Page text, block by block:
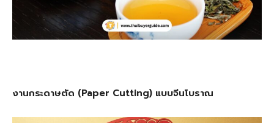
งานกระดาษตัด (Paper Cutting) แบบจีนโบราณ